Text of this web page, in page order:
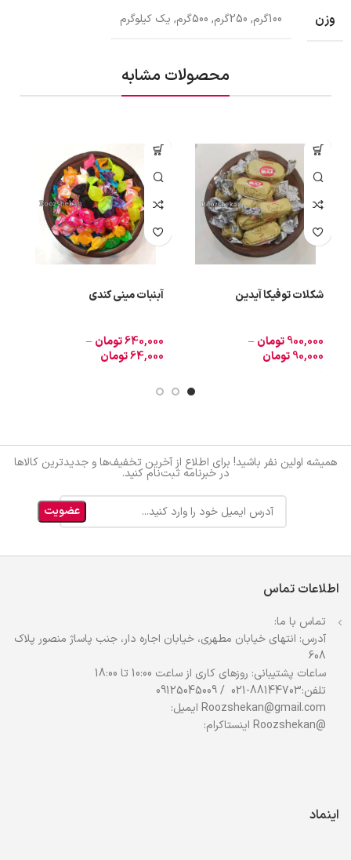
وزن 100گرم, 250گرم, 500گرم, یک کیلوگرم
محصولات مشابه
شکلات توفیکا آیدین
900,000تومان –
90,000تومان
آبنبات مینی کندی
640,000تومان –
64,000تومان
همیشه اولین نفر باشید! برای اطلاع از آخرین تخفیف‌ها و جدیدترین کالاها
در خبرنامه ثبت‌نام کنید.
اطلاعات تماس
تماس با ما:
آدرس: انتهای خیابان مطهری، خیابان اجاره دار، جنب پاساژ منصور پلاک
608
ساعات پشتیبانی: روزهای کاری از ساعت 10:00 تا 18:00
تلفن:88144703-021 / 09125045009
Roozshekan@gmail.com ایمیل:
@Roozshekan اینستاکرام:
اینماد